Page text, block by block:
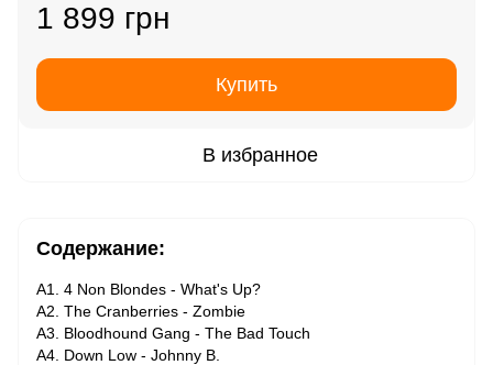
1 899 грн
Купить
В избранное
Содержание:
A1. 4 Non Blondes - What's Up?
A2. The Cranberries - Zombie
A3. Bloodhound Gang - The Bad Touch
A4. Down Low - Johnny B.